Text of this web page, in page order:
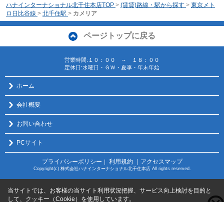
ハナインターナショナル北千住本店TOP > (賃貸)路線・駅から探す > 東京メト
ロ日比谷線 > 北千住駅 > カメリア
ページトップに戻る
営業時間:１０：００ ～ １８：００
定休日:水曜日・ＧＷ・夏季・年末年始
ホーム
会社概要
お問い合わせ
PCサイト
プライバシーポリシー ｜ 利用規約 ｜アクセスマップ
Copyright(c) 株式会社ハナインターナショナル北千住本店 All rights reserved.
当サイトでは、お客様の当サイト利用状況把握、サービス向上検討を目的と
して、クッキー（Cookie）を使用しています。